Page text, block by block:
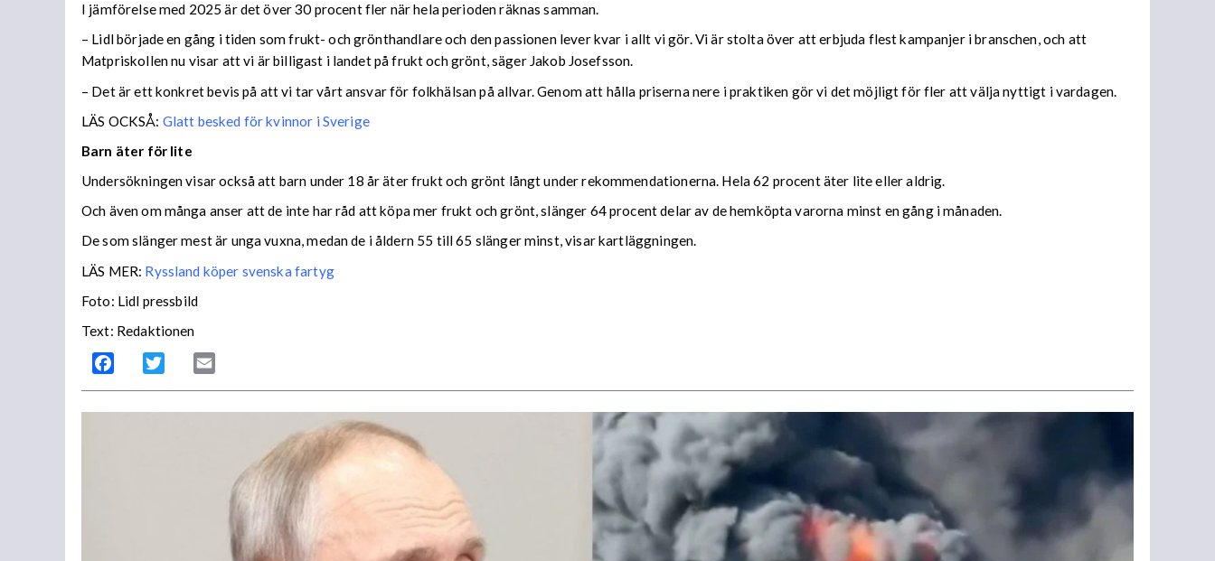
I jämförelse med 2025 är det över 30 procent fler när hela perioden räknas samman.
– Lidl började en gång i tiden som frukt- och grönthandlare och den passionen lever kvar i allt vi gör. Vi är stolta över att erbjuda flest kampanjer i branschen, och att
Matpriskollen nu visar att vi är billigast i landet på frukt och grönt, säger Jakob Josefsson.
– Det är ett konkret bevis på att vi tar vårt ansvar för folkhälsan på allvar. Genom att hålla priserna nere i praktiken gör vi det möjligt för fler att välja nyttigt i vardagen.
LÄS OCKSÅ: Glatt besked för kvinnor i Sverige
Barn äter för lite
Undersökningen visar också att barn under 18 år äter frukt och grönt långt under rekommendationerna. Hela 62 procent äter lite eller aldrig.
Och även om många anser att de inte har råd att köpa mer frukt och grönt, slänger 64 procent delar av de hemköpta varorna minst en gång i månaden.
De som slänger mest är unga vuxna, medan de i åldern 55 till 65 slänger minst, visar kartläggningen.
LÄS MER: Ryssland köper svenska fartyg
Foto: Lidl pressbild
Text: Redaktionen
Facebook Twitter